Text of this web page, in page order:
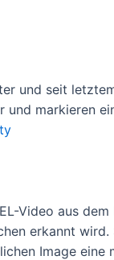
und seit
und markieren
Video aus
erkannt wird.
Image eine